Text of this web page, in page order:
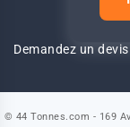
Demandez un
© 44 Tonnes.com - 169